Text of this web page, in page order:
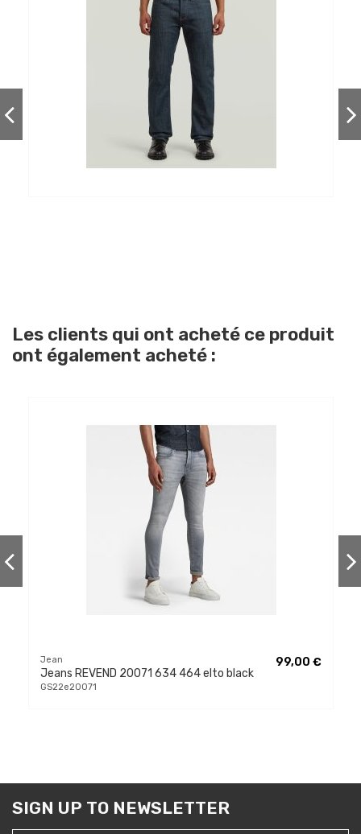
Les clients qui ont acheté ce produit
ont également acheté :
Jean
Jeans REVEND 20071 634 464 elto black
GS22e20071
99,00 €
SIGN UP TO NEWSLETTER